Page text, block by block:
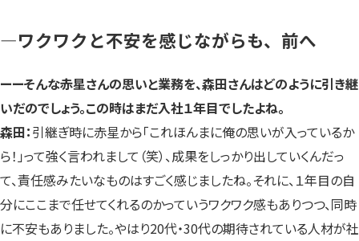
—ワクワクと不安を感じながらも、前へ
ーーそんな赤星さんの思いと業務を、森田さんはどのように引き継
いだのでしょう。この時はまだ入社１年目でしたよね。
森田：引継ぎ時に赤星から「これほんまに俺の思いが入っているか
ら！」って強く言われまして（笑）、成果をしっかり出していくんだっ
て、責任感みたいなものはすごく感じましたね。それに、１年目の自
分にここまで任せてくれるのかっていうワクワク感もありつつ、同時
に不安もありました。やはり20代・30代の期待されている人材が社